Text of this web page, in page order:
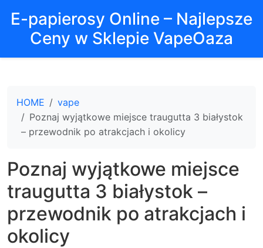
E-papierosy Online – Najlepsze
Ceny w Sklepie VapeOaza
HOME
vape
Poznaj wyjątkowe miejsce traugutta 3 białystok
– przewodnik po atrakcjach i okolicy
Poznaj wyjątkowe miejsce
traugutta 3 białystok –
przewodnik po atrakcjach i
okolicy